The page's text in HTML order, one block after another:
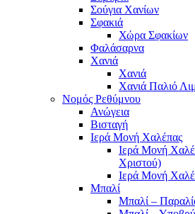
Σούγια Χανίων
Σφακιά
Χώρα Σφακίων
Φαλάσαρνα
Χανιά
Χανιά
Χανιά Παλιό
Νομός Ρεθύμνου
Ανώγεια
Βισταγή
Ιερά Μονή Χαλέπας
Ιερά Μονή
Χριστού)
Ιερά Μονή
Μπαλί
Μπαλί –